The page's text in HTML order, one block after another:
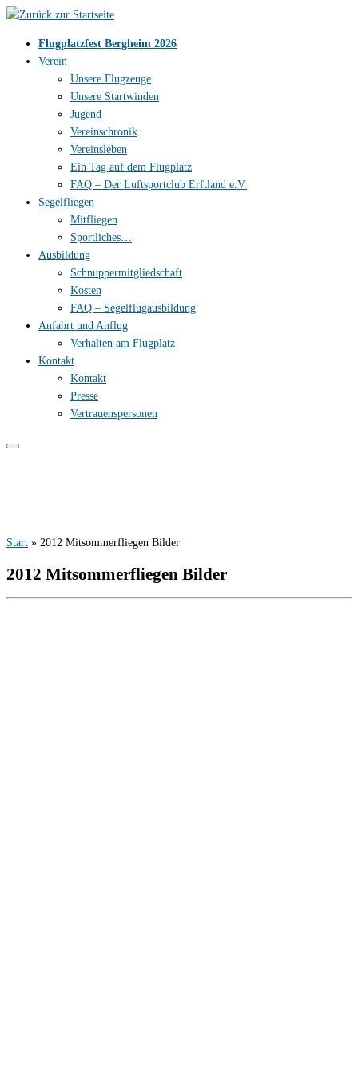
Zum
springenFlugplatzfest Bergheim 2026
Verein
Unsere Flugzeuge
Unsere Startwinden
Jugend
Vereinschronik
Vereinsleben
Ein Tag auf dem Flugplatz
FAQ – Der Luftsportclub Erftland e.V.
Segelfliegen
Mitfliegen
Sportliches…
Ausbildung
Schnuppermitgliedschaft
Kosten
FAQ – Segelflugausbildung
Anfahrt und Anflug
Verhalten am Flugplatz
Kontakt
Kontakt
Presse
Vertrauenspersonen
Start » 2012 Mitsommerfliegen Bilder
2012 Mitsommerfliegen Bilder